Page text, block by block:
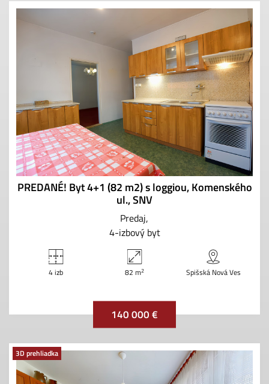
PREDANÉ! Byt 4+1 (82 m2) s loggiou, Komenského
ul., SNV
Predaj
4-izbový byt
4 izb 82 m2 Spišská Nová Ves
140 000 €
3D prehliadka